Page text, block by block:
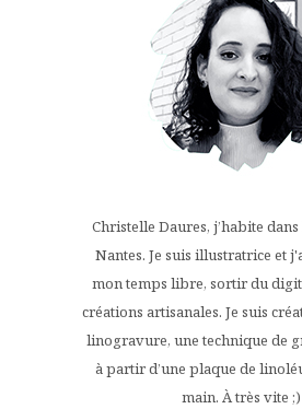
Christelle Daures, j’habite
Nantes. Je suis illustratrice et
mon temps libre, sortir du
créations artisanales. Je suis
linogravure, une technique de
à partir d’une plaque de
main. À très vite